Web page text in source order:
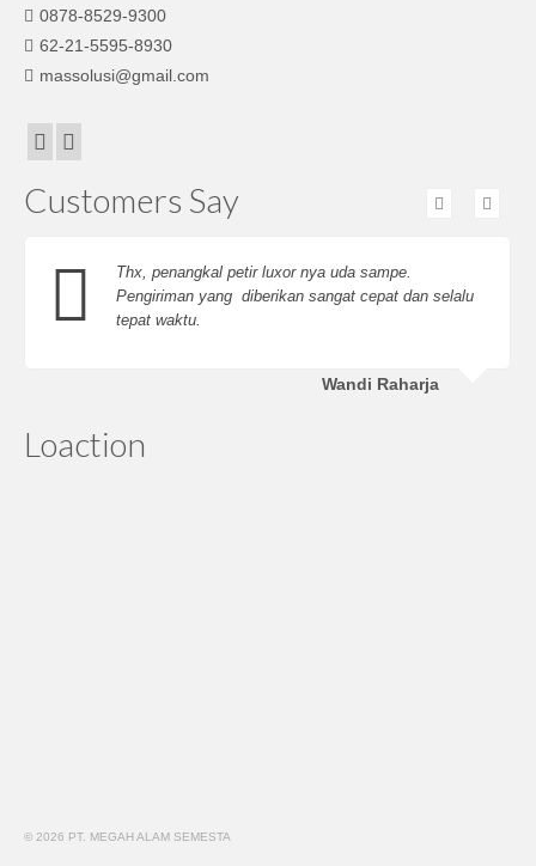
0878-8529-9300
62-21-5595-8930
massolusi@gmail.com
Customers Say
Thx, penangkal petir luxor nya uda sampe.
Pengiriman yang diberikan sangat cepat dan selalu
tepat waktu.
Wandi Raharja
Loaction
© 2026 PT. MEGAH ALAM SEMESTA